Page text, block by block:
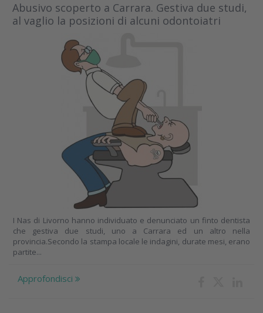
Abusivo scoperto a Carrara. Gestiva due studi,
al vaglio la posizioni di alcuni odontoiatri
I Nas di Livorno hanno individuato e denunciato un finto dentista
che gestiva due studi, uno a Carrara ed un altro nella
provincia.Secondo la stampa locale le indagini, durate mesi, erano
partite...
Approfondisci